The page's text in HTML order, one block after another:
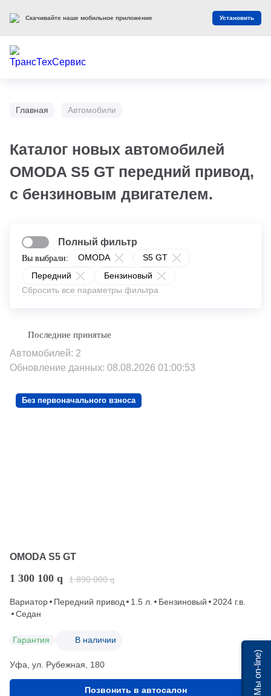
Главная Автомобили
Каталог новых автомобилей
OMODA S5 GT передний привод,
с бензиновым двигателем.
Вы выбрали: OMODA
S5 GT
Передний
Бензиновый
Сбросить все параметры фильтра
Полный фильтр
Автомобилей: 2
Обновление данных: 08.08.2026 01:00:53
Без первоначального взноса
OMODA S5 GT
1 300 100 q 1 890 000 q
Вариатор Передний привод 1.5 л. Бензиновый
2024 г.в.
Седан
Гарантия В наличии
Уфа, ул. Рубежная, 180
Позвонить в автосалон
Скачивайте наше мобильное приложение Установить
Мы on-line)